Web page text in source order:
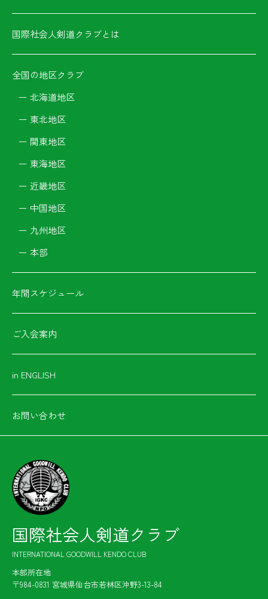
国際社会人剣道クラブとは
全国の地区クラブ
北海道地区
東北地区
関東地区
東海地区
近畿地区
中国地区
九州地区
本部
年間スケジュール
ご入会案内
in ENGLISH
お問い合わせ
国際社会人剣道クラブ
INTERNATIONAL GOODWILL KENDO CLUB
本部所在地
〒984-0831 宮城県仙台市若林区沖野3-13-84